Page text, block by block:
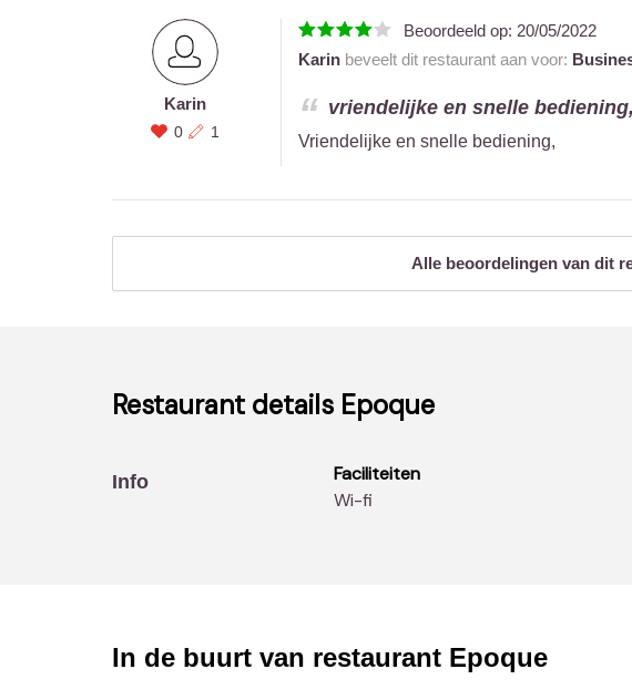
Karin
0 1
Beoordeeld op: 20/05/2022
Karinbeveelt dit restaurant aan voor:
vriendelijke en snelle
Vriendelijke en snelle bediening,
Alle beoordelingen van dit
Restaurant details Epoque
Info
Faciliteiten
Wi-fi
In de buurt van restaurant Epoque